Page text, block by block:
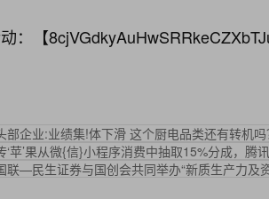
：【
部企业:业绩集!体下滑 这个厨电品类还有转机
‘苹’果从微{信}小程序消费中抽取15%分成，腾
联—民生证券与国创会共同举办“新质生产力及